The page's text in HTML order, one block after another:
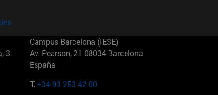
3
Campus Barcelona (IESE)
Av. Pearson, 21 08034 Barcelona
España
T.+34 93 253 42 00